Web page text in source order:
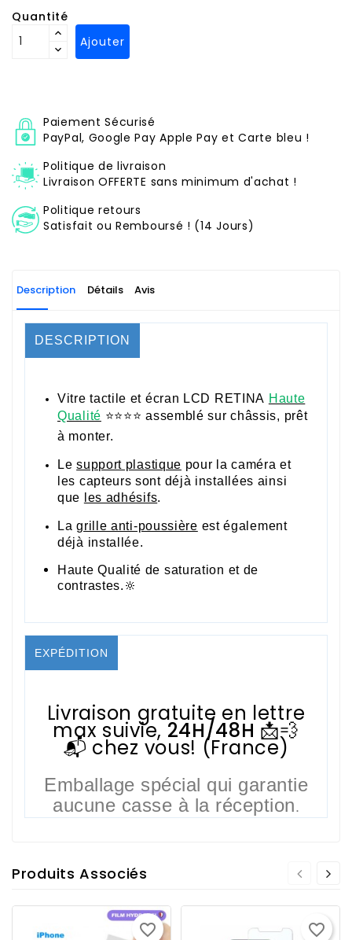
Quantité
Ajouter
Paiement Sécurisé
PayPal, Google Pay Apple Pay et Carte bleu !
Politique de livraison
Livraison OFFERTE sans minimum d'achat !
Politique retours
Satisfait ou Remboursé ! (14 Jours)
Description Détails Avis
DESCRIPTION
Vitre tactile et écran LCD RETINA Haute
Qualité ⭐⭐⭐⭐ assemblé sur châssis, prêt
à monter.
Lesupport plastique pour la caméra et
les capteurs sont déjà installées ainsi
que
les adhésifs.
Lagrille anti-poussière est également
déjà installée.
Haute Qualité de saturation et de
contrastes.🔆
EXPÉDITION
Livraison gratuite en lettre
max suivie, 24H/48H 📩💨
📬 chez vous! (France)
Emballage spécial qui garantie
aucune casse à la réception.
Produits Associés
favorite_border favorite_border